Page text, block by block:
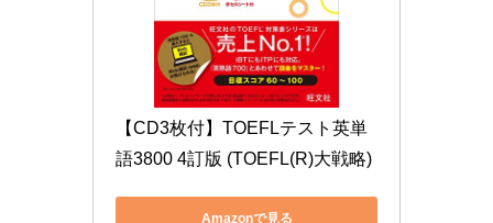
【CD3枚付】TOEFLテスト英単
語3800 4訂版 (TOEFL(R)大戦略)
Amazonで見る